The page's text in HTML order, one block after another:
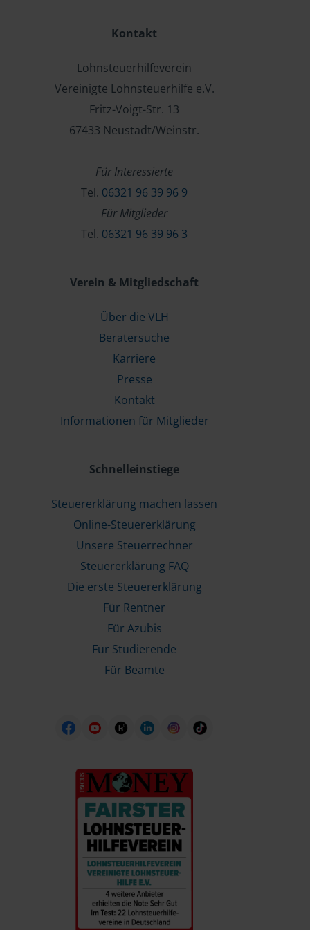
Kontakt
Lohnsteuerhilfeverein
Vereinigte Lohnsteuerhilfe e.V.
Fritz-Voigt-Str. 13
67433 Neustadt/Weinstr.
Für Interessierte
Tel. 06321 96 39 96 9
Für Mitglieder
Tel. 06321 96 39 96 3
Verein & Mitgliedschaft
Über die VLH
Beratersuche
Karriere
Presse
Kontakt
Informationen für Mitglieder
Schnelleinstiege
Steuererklärung machen lassen
Online-Steuererklärung
Unsere Steuerrechner
Steuererklärung FAQ
Die erste Steuererklärung
Für Rentner
Für Azubis
Für Studierende
Für Beamte